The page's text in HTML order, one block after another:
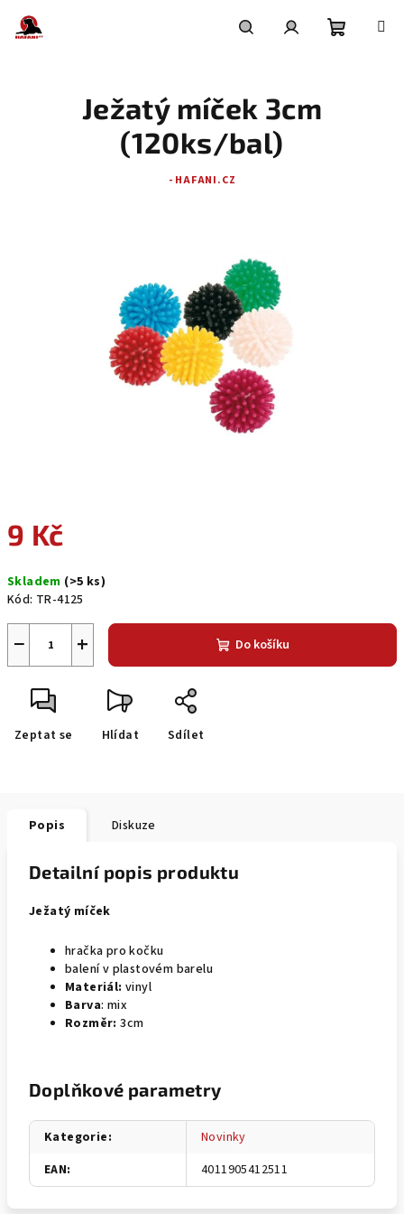
obsah
9 Kč
cena:
Skladem (>5 ks)
Kód: TR-4125
+
− Do košíku
Zeptat se Hlídat Sdílet
Ježatý míček 3cm
(120ks/bal)
- HAFANI.CZ
Popis Diskuze
Detailní popis produktu
Ježatý míček
hračka pro kočku
balení v plastovém barelu
Materiál: vinyl
Barva: mix
Rozměr: 3cm
Doplňkové parametry
Kategorie:
Novinky
EAN: 4011905412511